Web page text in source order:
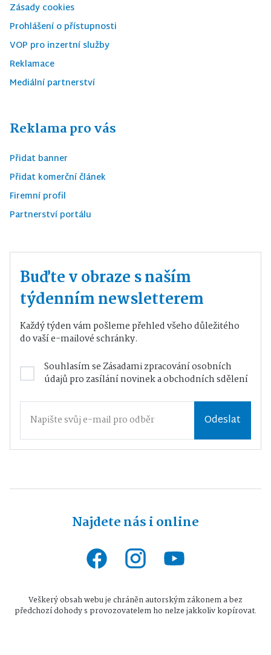
Zásady cookies
Prohlášení o přístupnosti
VOP pro inzertní služby
Reklamace
Mediální partnerství
Reklama pro vás
Přidat banner
Přidat komerční článek
Firemní profil
Partnerství portálu
Buďte v obraze s naším
týdenním newsletterem
Každý týden vám pošleme přehled všeho důležitého
do vaší e-mailové schránky.
Souhlasím seZásadami zpracování osobních
údajůpro zasílání novinek a obchodních sdělení
Odeslat
Najdete nás i online
Veškerý obsah webu je chráněn autorským zákonem a bez
předchozí dohody s provozovatelem ho nelze jakkoliv kopírovat.